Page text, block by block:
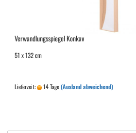
Verwandlungsspiegel Konkav
51 x 132 cm
Lieferzeit: 14 Tage(Ausland abweichend)